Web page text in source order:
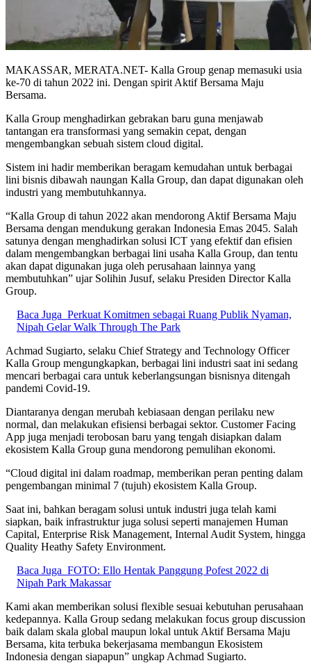
MAKASSAR, MERATA.NET- Kalla Group genap memasuki usia
ke-70 di tahun 2022 ini. Dengan spirit Aktif Bersama Maju
Bersama.
Kalla Group menghadirkan gebrakan baru guna menjawab
tantangan era transformasi yang semakin cepat, dengan
mengembangkan sebuah sistem cloud digital.
Sistem ini hadir memberikan beragam kemudahan untuk berbagai
lini bisnis dibawah naungan Kalla Group, dan dapat digunakan oleh
industri yang membutuhkannya.
“Kalla Group di tahun 2022 akan mendorong Aktif Bersama Maju
Bersama dengan mendukung gerakan Indonesia Emas 2045. Salah
satunya dengan menghadirkan solusi ICT yang efektif dan efisien
dalam mengembangkan berbagai lini usaha Kalla Group, dan tentu
akan dapat digunakan juga oleh perusahaan lainnya yang
membutuhkan” ujar Solihin Jusuf, selaku Presiden Director Kalla
Group.
Baca Juga Perkuat Komitmen sebagai Ruang Publik Nyaman,
Nipah Gelar Walk Through The Park
Achmad Sugiarto, selaku Chief Strategy and Technology Officer
Kalla Group mengungkapkan, berbagai lini industri saat ini sedang
mencari berbagai cara untuk keberlangsungan bisnisnya ditengah
pandemi Covid-19.
Diantaranya dengan merubah kebiasaan dengan perilaku new
normal, dan melakukan efisiensi berbagai sektor. Customer Facing
App juga menjadi terobosan baru yang tengah disiapkan dalam
ekosistem Kalla Group guna mendorong pemulihan ekonomi.
“Cloud digital ini dalam roadmap, memberikan peran penting dalam
pengembangan minimal 7 (tujuh) ekosistem Kalla Group.
Saat ini, bahkan beragam solusi untuk industri juga telah kami
siapkan, baik infrastruktur juga solusi seperti manajemen Human
Capital, Enterprise Risk Management, Internal Audit System, hingga
Quality Heathy Safety Environment.
Baca Juga FOTO: Ello Hentak Panggung Pofest 2022 di
Nipah Park Makassar
Kami akan memberikan solusi flexible sesuai kebutuhan perusahaan
kedepannya. Kalla Group sedang melakukan focus group discussion
baik dalam skala global maupun lokal untuk Aktif Bersama Maju
Bersama, kita terbuka bekerjasama membangun Ekosistem
Indonesia dengan siapapun” ungkap Achmad Sugiarto.